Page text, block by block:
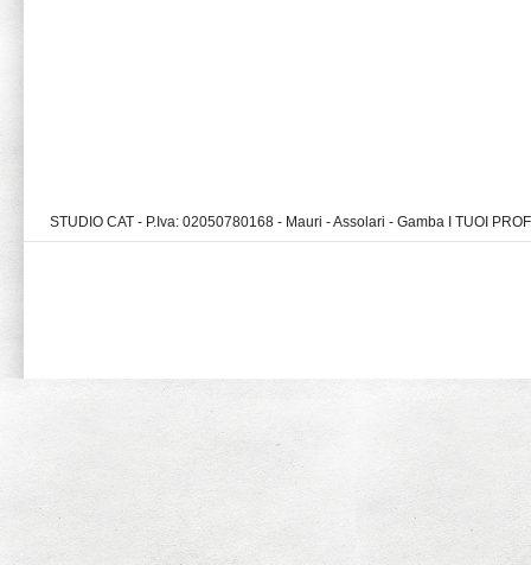
STUDIO CAT - P.Iva: 02050780168 - Mauri - Assolari - Gamba I TUOI